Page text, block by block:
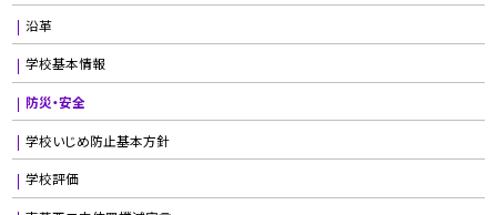
沿革
学校基本情報
防災・安全
学校いじめ防止基本方針
学校評価